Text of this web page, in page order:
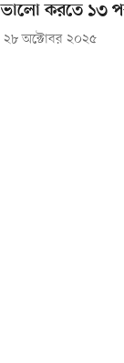
ভালো করতে ১৩
২৮ অক্টোবর ২০২৫